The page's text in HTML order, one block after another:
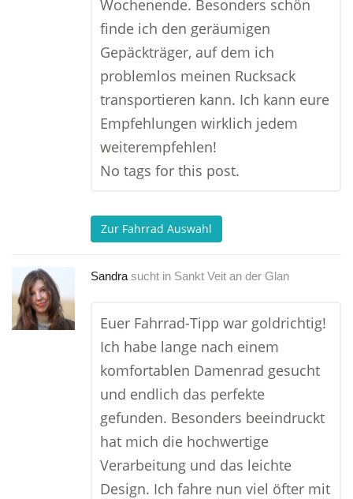
Wochenende. Besonders schön
finde ich den geräumigen
Gepäckträger, auf dem ich
problemlos meinen Rucksack
transportieren kann. Ich kann eure
Empfehlungen wirklich jedem
weiterempfehlen!
No tags for this post.
Zur Fahrrad Auswahl
Sandra sucht in Sankt Veit an der Glan
Euer Fahrrad-Tipp war goldrichtig!
Ich habe lange nach einem
komfortablen Damenrad gesucht
und endlich das perfekte
gefunden. Besonders beeindruckt
hat mich die hochwertige
Verarbeitung und das leichte
Design. Ich fahre nun viel öfter mit